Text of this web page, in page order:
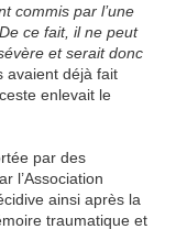
commis par l’une
ce fait, il ne peut
et serait donc
avaient déjà fait
enlevait le
par des
l’Association
ainsi après la
traumatique et